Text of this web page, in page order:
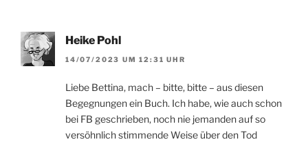
Heike Pohl
14/07/2023 UM 12:31 UHR
Liebe Bettina, mach – bitte, bitte – aus diesen
Begegnungen ein Buch. Ich habe, wie auch schon
bei FB geschrieben, noch nie jemanden auf so
versöhnlich stimmende Weise über den Tod